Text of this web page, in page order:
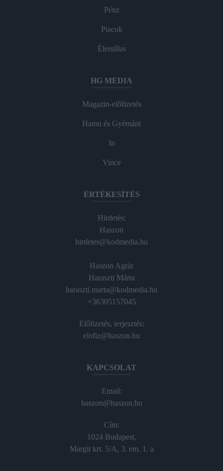
Pénz
Piacok
Életstílus
HG MEDIA
Magazin-előfizetés
Hamu és Gyémánt
In
Vince
ÉRTÉKESÍTÉS
Hirdetés:
Haszon
hirdetes@kodmedia.hu
Haszon Agrár
Haraszti Márta
haraszti.marta@kodmedia.hu
+36305157045
Előfizetés, terjesztés:
elofiz@haszon.hu
KAPCSOLAT
Email:
haszon@haszon.hu
Cím:
1024 Budapest,
Margit krt. 5/A, 3. em. 1. a